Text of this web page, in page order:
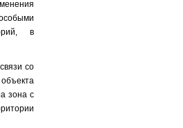
в
со
зона с